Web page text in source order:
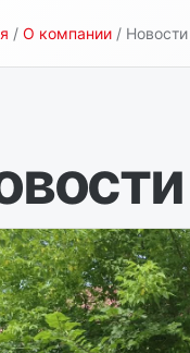
/ О компании / Новости